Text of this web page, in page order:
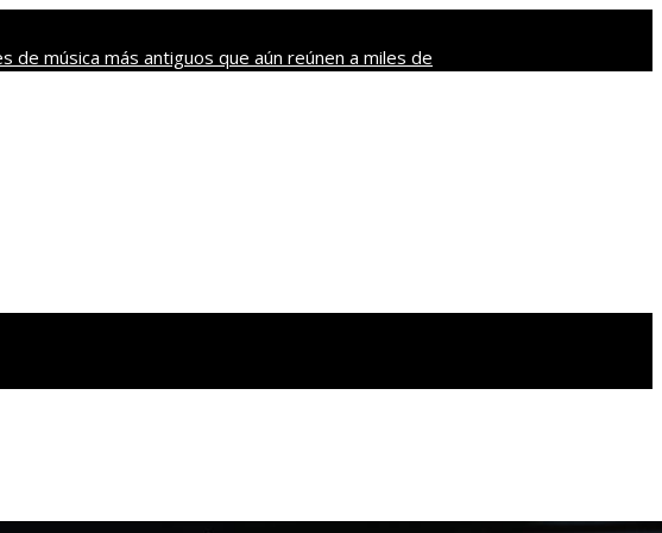
de música más antiguos que aún reúnen a miles de